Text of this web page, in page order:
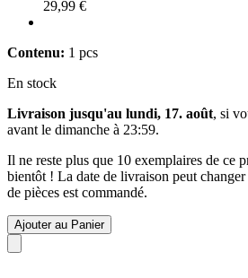
29,99 €
Contenu: 1 pcs
En stock
Livraison jusqu'au lundi, 17. août, si
avant le dimanche à 23:59.
Il ne reste plus que 10 exemplaires de ce
bientôt ! La date de livraison peut
de pièces est commandé.
Ajouter au Panier